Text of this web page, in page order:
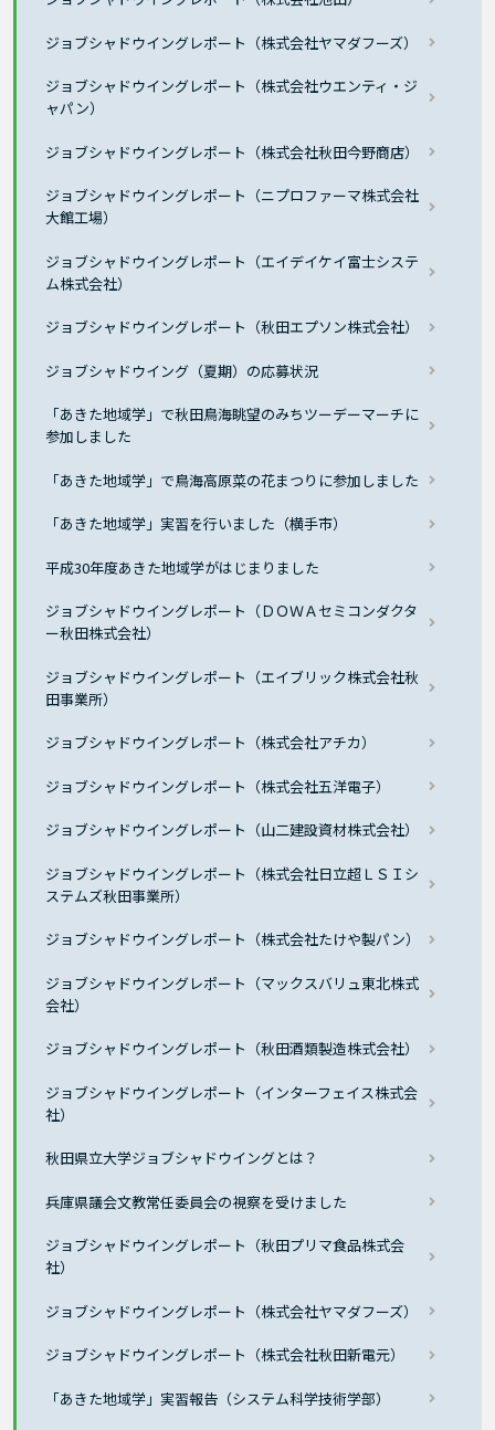
ジョブシャドウイングレポート（株式会社ヤマダフーズ）
ジョブシャドウイングレポート（株式会社ウエンティ・ジ
ャパン）
ジョブシャドウイングレポート（株式会社秋田今野商店）
ジョブシャドウイングレポート（ニプロファーマ株式会社
大館工場）
ジョブシャドウイングレポート（エイデイケイ富士システ
ム株式会社）
ジョブシャドウイングレポート（秋田エプソン株式会社）
ジョブシャドウイング（夏期）の応募状況
「あきた地域学」で秋田鳥海眺望のみちツーデーマーチに
参加しました
「あきた地域学」で鳥海高原菜の花まつりに参加しました
「あきた地域学」実習を行いました（横手市）
平成30年度あきた地域学がはじまりました
ジョブシャドウイングレポート（ＤＯＷＡセミコンダクタ
ー秋田株式会社）
ジョブシャドウイングレポート（エイブリック株式会社秋
田事業所）
ジョブシャドウイングレポート（株式会社アチカ）
ジョブシャドウイングレポート（株式会社五洋電子）
ジョブシャドウイングレポート（山二建設資材株式会社）
ジョブシャドウイングレポート（株式会社日立超ＬＳＩシ
ステムズ秋田事業所）
ジョブシャドウイングレポート（株式会社たけや製パン）
ジョブシャドウイングレポート（マックスバリュ東北株式
会社）
ジョブシャドウイングレポート（秋田酒類製造株式会社）
ジョブシャドウイングレポート（インターフェイス株式会
社）
秋田県立大学ジョブシャドウイングとは？
兵庫県議会文教常任委員会の視察を受けました
ジョブシャドウイングレポート（秋田プリマ食品株式会
社）
ジョブシャドウイングレポート（株式会社ヤマダフーズ）
ジョブシャドウイングレポート（株式会社秋田新電元）
「あきた地域学」実習報告（システム科学技術学部）